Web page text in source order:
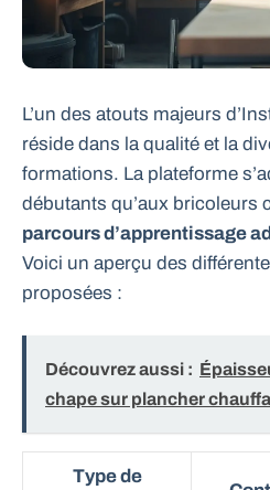
L’un des atouts majeurs
réside dans la qualité et la
formations. La plateforme
débutants qu’aux bricoleurs
parcours d’apprentissage
Voici un aperçu des
proposées :
Découvrez aussi :
chape sur plancher
Type de